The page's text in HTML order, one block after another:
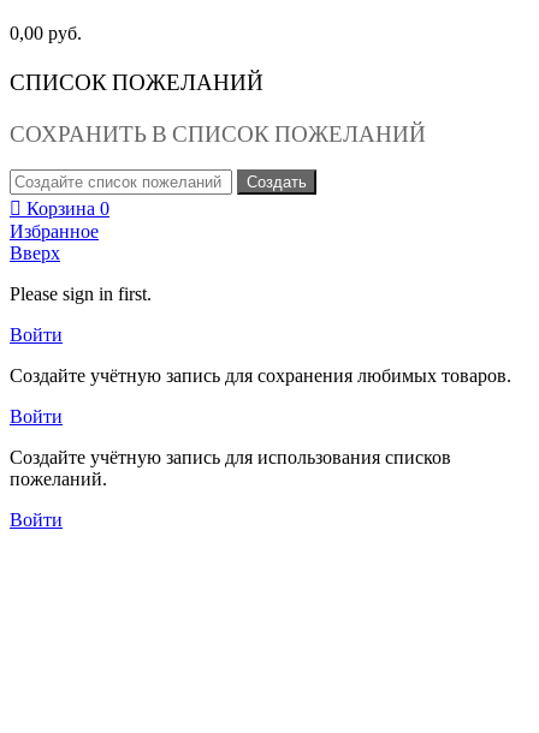
0,00 руб.
СПИСОК ПОЖЕЛАНИЙ
СОХРАНИТЬ В СПИСОК ПОЖЕЛАНИЙ
Создать
Корзина 0
Избранное
Вверх
Please sign in first.
Войти
Создайте учётную запись для сохранения любимых товаров.
Войти
Создайте учётную запись для использования списков
пожеланий.
Войти